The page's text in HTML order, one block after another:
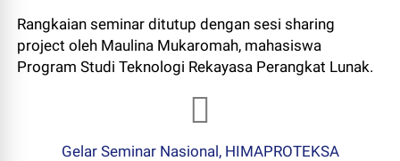
Rangkaian seminar ditutup dengan sesi sharing
project oleh Maulina Mukaromah, mahasiswa
Program Studi Teknologi Rekayasa Perangkat Lunak.
Gelar Seminar Nasional, HIMAPROTEKSA